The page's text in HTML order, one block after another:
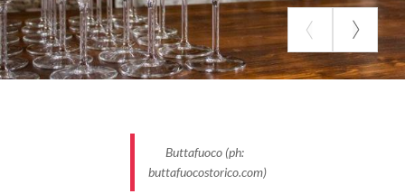
cantine, ristoranti e aziende agricole di Oltrepò
Pavese, Lomellina e Pavese. Fino al 31 ottobre,
l’evento itinerante propone degustazioni di vini
Buttafuoco (ph:
buttafuocostorico.com)